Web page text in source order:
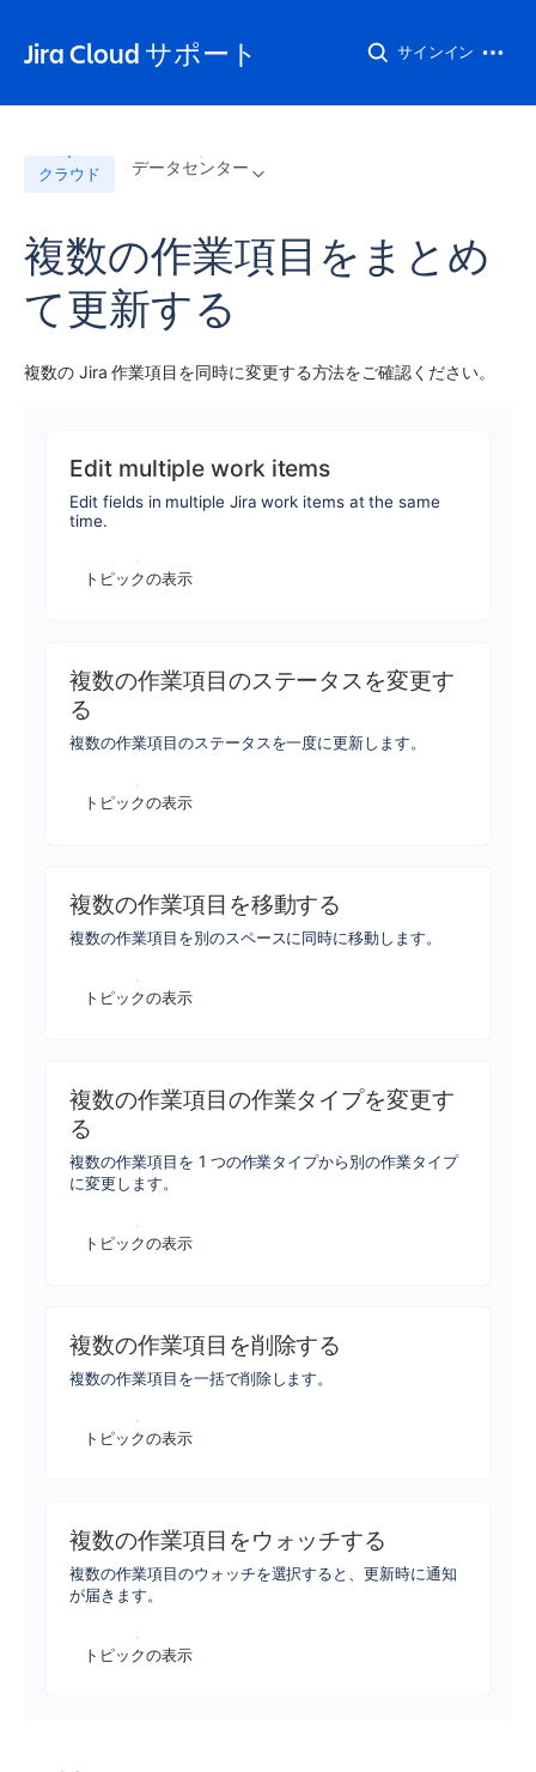
Jira Cloud サポート サインイン
クラウド データセンター
複数の作業項目をまとめ
て更新する
複数の Jira 作業項目を同時に変更する方法をご確認ください。
Edit multiple work items
Edit fields in multiple Jira work items at the same
time.
トピックの表示
複数の作業項目のステータスを変更す
る
複数の作業項目のステータスを一度に更新します。
トピックの表示
複数の作業項目を移動する
複数の作業項目を別のスペースに同時に移動します。
トピックの表示
複数の作業項目の作業タイプを変更す
る
複数の作業項目を 1 つの作業タイプから別の作業タイプ
に変更します。
トピックの表示
複数の作業項目を削除する
複数の作業項目を一括で削除します。
トピックの表示
複数の作業項目をウォッチする
複数の作業項目のウォッチを選択すると、更新時に通知
が届きます。
トピックの表示